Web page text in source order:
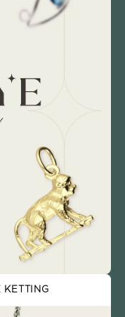
KETTING